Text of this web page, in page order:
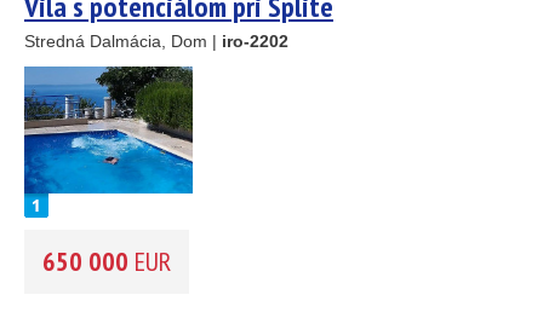
Stredná Dalmácia, Dom | iro-2202
650 000 EUR